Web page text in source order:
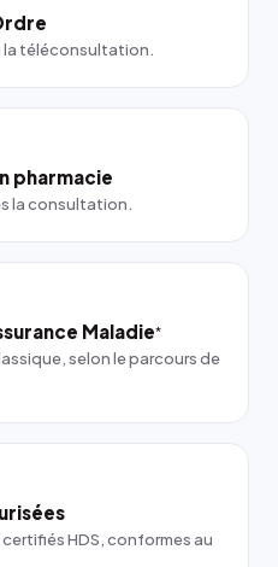
la téléconsultation.
pharmacie
la consultation.
Maladie*
selon le parcours de
HDS, conformes au